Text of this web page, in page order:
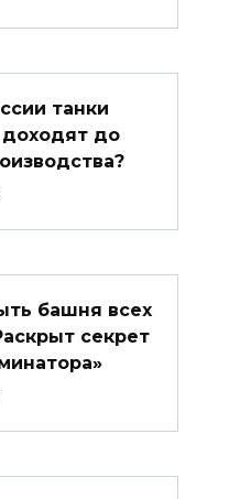
танки
до
башня всех
секрет